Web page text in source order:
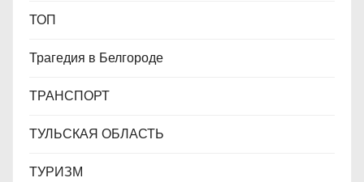
ТОП
Трагедия в Белгороде
ТРАНСПОРТ
ТУЛЬСКАЯ ОБЛАСТЬ
ТУРИЗМ